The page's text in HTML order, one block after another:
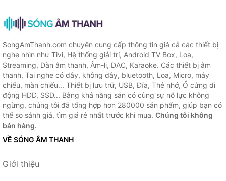
SongAmThanh.com chuyên cung cấp thông tin giá cả các thiết bị
nghe nhìn như Tivi, Hệ thống giải trí, Android TV Box, Loa,
Streaming, Dàn âm thanh, Âm-li, DAC, Karaoke. Các thiết bị âm
thanh, Tai nghe có dây, không dây, bluetooth, Loa, Micro, máy
chiếu, màn chiếu... Thiết bị lưu trữ, USB, Đĩa, Thẻ nhớ, Ổ cứng di
động HDD, SSD... Bằng khả năng sẵn có cùng sự nỗ lực không
ngừng, chúng tôi đã tổng hợp hơn 280000 sản phẩm, giúp bạn có
thể so sánh giá, tìm giá rẻ nhất trước khi mua. Chúng tôi không
bán hàng.
VỀ SÓNG ÂM THANH
Giới thiệu